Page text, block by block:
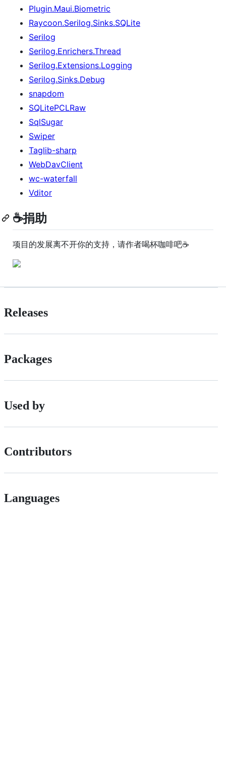
Plugin.Maui.Biometric
Raycoon.Serilog.Sinks.SQLite
Serilog
Serilog.Enrichers.Thread
Serilog.Extensions.Logging
Serilog.Sinks.Debug
snapdom
SQLitePCLRaw
SqlSugar
Swiper
Taglib-sharp
WebDavClient
wc-waterfall
Vditor
☕捐助
项目的发展离不开你的支持，请作者喝杯咖啡吧☕
Releases
Packages
Used by
Contributors
Languages